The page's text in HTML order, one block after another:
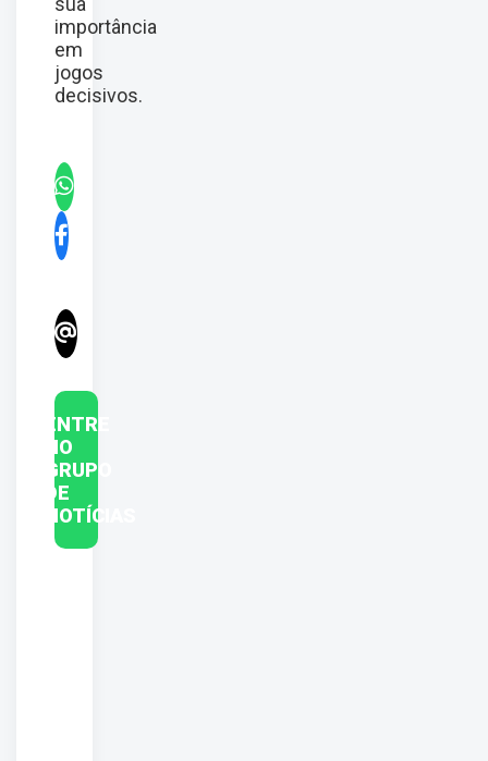
importância
em
jogos
decisivos.
ENTRE
NO
GRUPO
DE
NOTÍCIAS